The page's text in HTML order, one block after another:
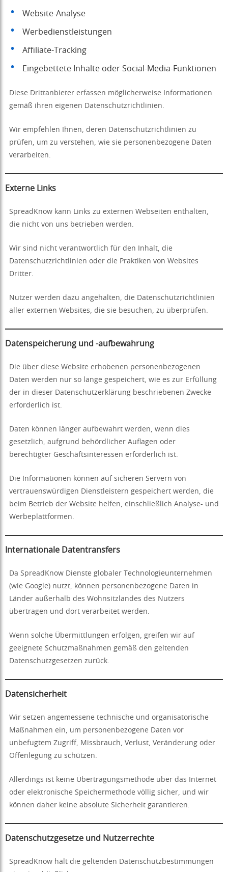
Website-Analyse
Werbedienstleistungen
Affiliate-Tracking
Eingebettete Inhalte oder Social-Media-Funktionen
Diese Drittanbieter erfassen möglicherweise Informationen
gemäß ihren eigenen Datenschutzrichtlinien.
Wir empfehlen Ihnen, deren Datenschutzrichtlinien zu
prüfen, um zu verstehen, wie sie personenbezogene Daten
verarbeiten.
Externe Links
SpreadKnow kann Links zu externen Webseiten enthalten,
die nicht von uns betrieben werden.
Wir sind nicht verantwortlich für den Inhalt, die
Datenschutzrichtlinien oder die Praktiken von Websites
Dritter.
Nutzer werden dazu angehalten, die Datenschutzrichtlinien
aller externen Websites, die sie besuchen, zu überprüfen.
Datenspeicherung und -aufbewahrung
Die über diese Website erhobenen personenbezogenen
Daten werden nur so lange gespeichert, wie es zur Erfüllung
der in dieser Datenschutzerklärung beschriebenen Zwecke
erforderlich ist.
Daten können länger aufbewahrt werden, wenn dies
gesetzlich, aufgrund behördlicher Auflagen oder
berechtigter Geschäftsinteressen erforderlich ist.
Die Informationen können auf sicheren Servern von
vertrauenswürdigen Dienstleistern gespeichert werden, die
beim Betrieb der Website helfen, einschließlich Analyse- und
Werbeplattformen.
Internationale Datentransfers
Da SpreadKnow Dienste globaler Technologieunternehmen
(wie Google) nutzt, können personenbezogene Daten in
Länder außerhalb des Wohnsitzlandes des Nutzers
übertragen und dort verarbeitet werden.
Wenn solche Übermittlungen erfolgen, greifen wir auf
geeignete Schutzmaßnahmen gemäß den geltenden
Datenschutzgesetzen zurück.
Datensicherheit
Wir setzen angemessene technische und organisatorische
Maßnahmen ein, um personenbezogene Daten vor
unbefugtem Zugriff, Missbrauch, Verlust, Veränderung oder
Offenlegung zu schützen.
Allerdings ist keine Übertragungsmethode über das Internet
oder elektronische Speichermethode völlig sicher, und wir
können daher keine absolute Sicherheit garantieren.
Datenschutzgesetze und Nutzerrechte
SpreadKnow hält die geltenden Datenschutzbestimmungen